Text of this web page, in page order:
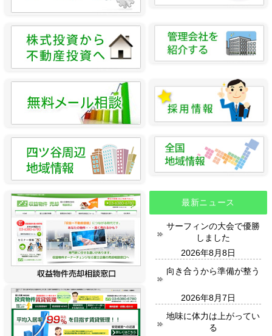
最新ニュース
サーフィンの大会で優勝
しました
2026年8月8日
向き合うから準備が整う
2026年8月7日
地味に体力は上がってい
る